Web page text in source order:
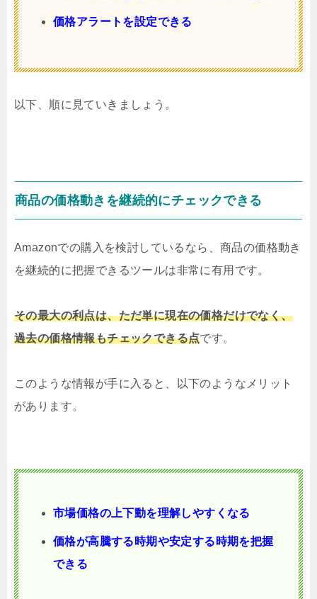
価格アラートを設定できる
以下、順に見ていきましょう。
商品の価格動きを継続的にチェックできる
Amazonでの購入を検討しているなら、商品の価格動き
を継続的に把握できるツールは非常に有用です。
その最大の利点は、ただ単に現在の価格だけでなく、
過去の価格情報もチェックできる点です。
このような情報が手に入ると、以下のようなメリット
があります。
市場価格の上下動を理解しやすくなる
価格が高騰する時期や安定する時期を把握
できる